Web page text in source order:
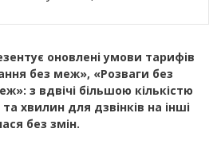
оновлені умови тарифів
без меж», «Розваги без
з вдвічі більшою кількістю
хвилин для дзвінків на інші
без змін.